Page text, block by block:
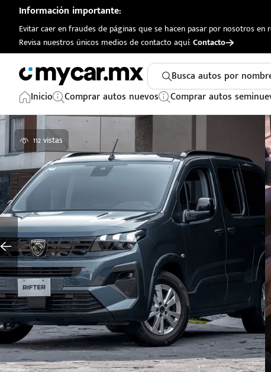
Información importante:
Evitar caer en fraudes de páginas que se hacen pasar por nosotros en
Revisa nuestros únicos medios de contacto aquí:Contacto
Busca autos por
Inicio Comprar autos nuevos Comprar autos
112 vistas